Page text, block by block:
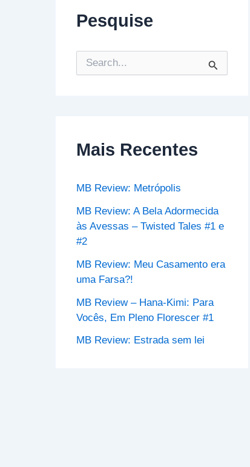
Pesquise
e
a
o
:
Mais Recentes
MB Review: Metrópolis
MB Review: A Bela Adormecida
às Avessas – Twisted Tales #1 e
#2
MB Review: Meu Casamento era
uma Farsa?!
MB Review – Hana-Kimi: Para
Vocês, Em Pleno Florescer #1
MB Review: Estrada sem lei